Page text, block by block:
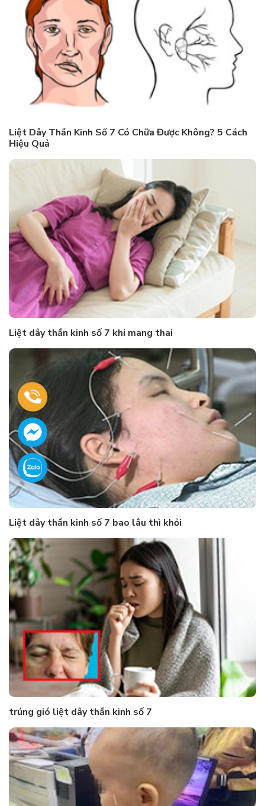
Liệt Dây Thần Kinh Số 7 Có Chữa Được Không? 5 Cách
Hiệu Quả
Liệt dây thần kinh số 7 khi mang thai
Liệt dây thần kinh số 7 bao lâu thì khỏi
trúng gió liệt dây thần kinh số 7